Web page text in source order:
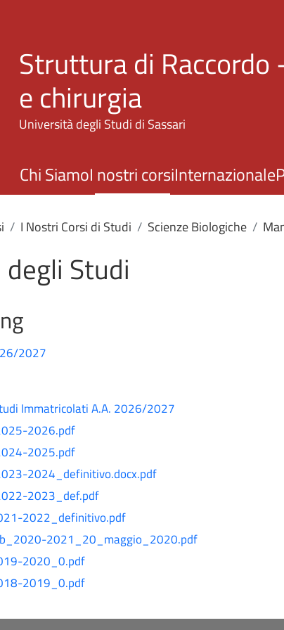
Struttura di Raccordo
e chirurgia
Università degli Studi di Sassari
Chi SiamoI nostri corsiInternazionale
I Nostri Corsi di Studi Scienze Biologiche
Studi
2027
Immatricolati A.A. 2026/2027
2026.pdf
2025.pdf
2024_definitivo.docx.pdf
2023_def.pdf
2022_definitivo.pdf
2021_20_maggio_2020.pdf
2020_0.pdf
2019_0.pdf